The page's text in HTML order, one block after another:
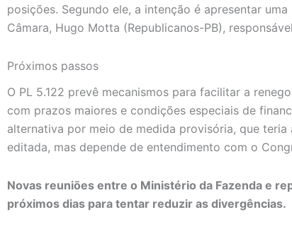
posições. Segundo ele, a intenção é apresentar
Câmara, Hugo Motta (Republicanos-PB),
Próximos passos
O PL 5.122 prevê mecanismos para facilitar a
com prazos maiores e condições especiais de
alternativa por meio de medida provisória, que
editada, mas depende de entendimento com o
Novas reuniões entre o Ministério da Fazenda e
próximos dias para tentar reduzir as divergências.